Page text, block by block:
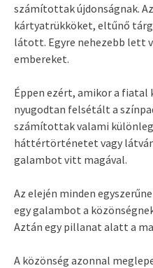
számítottak újdonságnak.
kártyatrükköket, eltűnő
látott. Egyre nehezebb lett
embereket.
Éppen ezért, amikor a fiatal
nyugodtan felsétált a
számítottak valami
háttértörténetet vagy
galambot vitt magával.
Az elején minden
egy galambot a
Aztán egy pillanat alatt a
A közönség azonnal